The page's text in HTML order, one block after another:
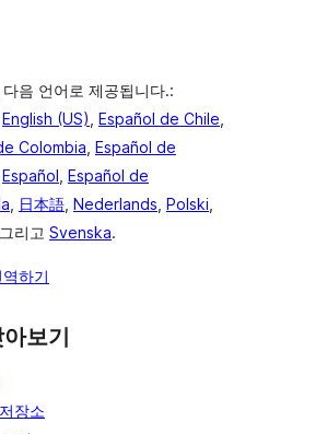
음 언어로 제공됩니다.:
English (US), Español de Chile,
Colombia, Español de
Español, Español de
, 日本語, Nederlands, Polski,
리고 Svenska.
하기
보기
장소